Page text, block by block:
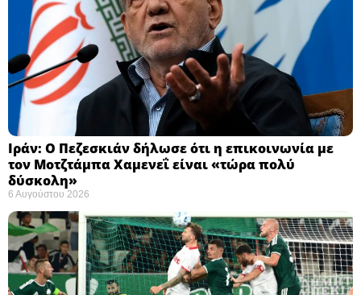
Ιράν: Ο Πεζεσκιάν δήλωσε ότι η επικοινωνία με
τον Μοτζτάμπα Χαμενεΐ είναι «τώρα πολύ
δύσκολη» ​
6 Αυγούστου 2026